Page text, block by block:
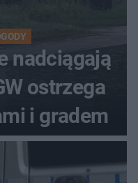
nadciągają
ostrzega
i gradem